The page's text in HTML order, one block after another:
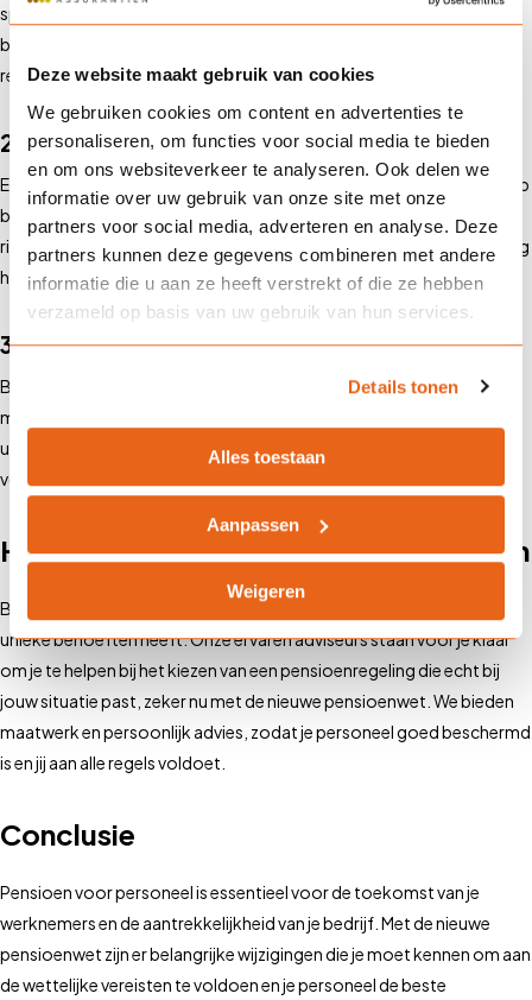
Deze website maakt gebruik van cookies
We gebruiken cookies om content en advertenties te
personaliseren, om functies voor social media te bieden
en om ons websiteverkeer te analyseren. Ook delen we
informatie over uw gebruik van onze site met onze
partners voor social media, adverteren en analyse. Deze
partners kunnen deze gegevens combineren met andere
informatie die u aan ze heeft verstrekt of die ze hebben
verzameld op basis van uw gebruik van hun services.
Details tonen
Alles toestaan
Aanpassen
Weigeren
speciaal is opgezet voor een bepaalde sector of bedrijf. Dit fonds
beheert de pensioenpremies en keert de pensioenen uit volgens de
regels van het fonds.
2. Premiepensioeninstelling (PPI)
Een PPI biedt werkgevers de mogelijkheid om pensioenregelingen op
basis van beschikbare premies aan te bieden zonder dat zij zelf het
risico dragen. De premies worden belegd, en de uiteindelijke uitkering
hangt af van het behaalde rendement.
3. Verzekerde pensioenregeling
Bij een verzekerde pensioenregeling sluit de werkgever een contract
met een verzekeraar. De verzekeraar garandeert een bepaalde
uitkering op basis van de ingelegde premies en de afgesproken
voorwaarden.
Hoe Landman Assurantiën je kan helpen
Bij Landman Assurantiën in Alkmaar weten we dat elke werkgever
unieke behoeften heeft. Onze ervaren adviseurs staan voor je klaar
om je te helpen bij het kiezen van een pensioenregeling die echt bij
jouw situatie past, zeker nu met de nieuwe pensioenwet. We bieden
maatwerk en persoonlijk advies, zodat je personeel goed beschermd
is en jij aan alle regels voldoet.
Conclusie
Pensioen voor personeel is essentieel voor de toekomst van je
werknemers en de aantrekkelijkheid van je bedrijf. Met de nieuwe
pensioenwet zijn er belangrijke wijzigingen die je moet kennen om aan
de wettelijke vereisten te voldoen en je personeel de beste